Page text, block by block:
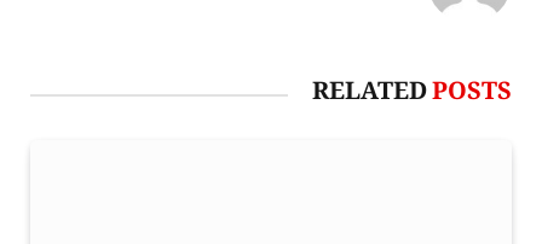
RELATEDPOSTS